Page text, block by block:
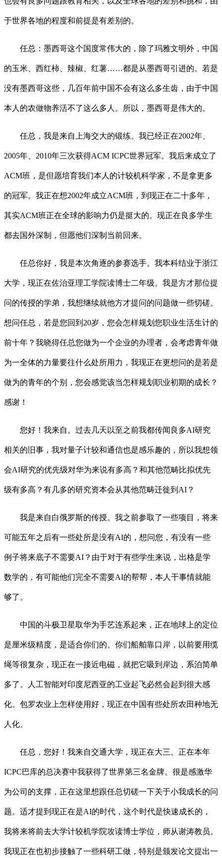
于世界各地的程度和前提是有差别的。
任总：墨西哥这个国度常伟大的，除了玛雅文明外，中国
的玉米、西红柿、辣椒、红薯……都是从墨西哥引进的。若是
没有墨西哥这些，几百年前中国不会有这么多生齿，由于中国
本人的农做物养活不了这么多人。所以，墨西哥是伟大的。
任总，我是来自上海交大的锻练。我已经正在2002年、
2005年、2010年三次获得ACM ICPC世界冠军。我后来成立了
ACM班，是但愿培育我们本人的计较机科学家，不是拿更多
的冠军。我正在想2002年成立ACM班，到现正在二十多年，
其实ACM班正在全球的影响力仍是挺大的。现正在良多学生
都去国外深制，但愿他们深制当前回来。
任总你好，我是本次角逐的参赛选手。我本科结业于浙江
大学，现正在佐治亚理工学院读博士二年级。我是方才那位提
问的传授的学弟，我想继续就他方才提问的问题做一些切磋。
想问任总，若是您回到20岁，您会怎样规划您职业生活生计的
前十年？我晓得任总您做为一个企业的办理者，会考虑青年做
为一全体的力量要往什么处所用力，我现正在更想问的是若是
做为的青年的个别，您会感觉该当怎样规划职业初期的成长？
感谢！
您好！我来自。过去几天以至之前我都传闻良多AI研究
相关的旧事，我对量子计较和通信也是感乐趣的，所以我想领
会AI研究的优先级对华为来说有多高？和其他范畴比拟优先
级有多高？有几多的研究资本会从其他范畴迁徙到AI？
我是来自白俄罗斯的传授。我之前参取了一些项目，将来
可能五年之后有一些处所是没有AI的，想问您，有没有一些
例子将来底子不需要AI？由于对于有些学生来说，出格是学
数学的，有可能他们完全不需要AI的帮帮，本人干事情就能
够了。
中国的斗极卫星取华为手艺连系起来，正在地球上的定位
是厘米级精度，是适合你们的。你们船舶靠口岸，以前要用缆
绳等很复杂，现正在一接近电磁，就把它吸到岸边，系泊简单
多了。人工智能对印度尼西亚的工业起飞必然会起到很大感
化。包罗农业上怎样使用好，现正在中国有些处所农田种地无
人化。
任总，您好！我来自交通大学，现正在大三。正在本年
ICPC巴库的总决赛中我获得了世界第三名金牌。很是感激华
为公司的支撑，正在这里想跟任总切磋一下关于小我成长的问
题。适才提到现正在是AI的时代，这个时代是快速成长的，
我将来将前去大学计较机学院攻读博士学位，师从谢涛教员。
我现正在也初步接触了一些科研工做，特别是颁发论文提出一